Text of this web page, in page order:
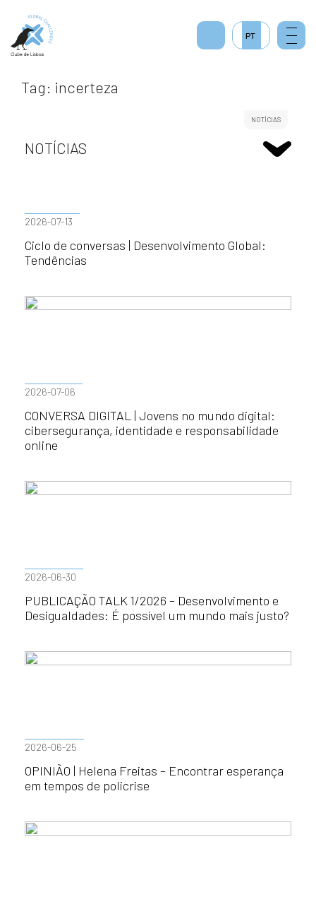
Tag: incerteza
NOTÍCIAS
NOTÍCIAS
2026-07-13
Ciclo de conversas | Desenvolvimento Global:
Tendências
2026-07-06
CONVERSA DIGITAL | Jovens no mundo digital:
cibersegurança, identidade e responsabilidade
online
2026-06-30
PUBLICAÇÃO TALK 1/2026 – Desenvolvimento e
Desigualdades: É possível um mundo mais justo?
2026-06-25
OPINIÃO | Helena Freitas – Encontrar esperança
em tempos de policrise
PT